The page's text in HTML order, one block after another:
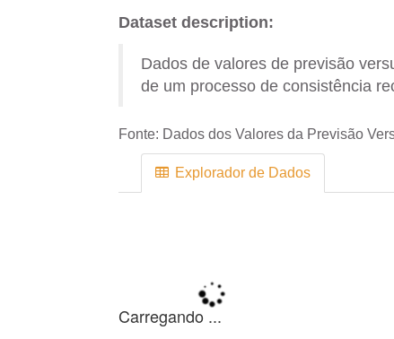
Dataset description:
Dados de valores de previsão
de um processo de consistência
Fonte: Dados dos Valores da Previsão
Explorador de Dados